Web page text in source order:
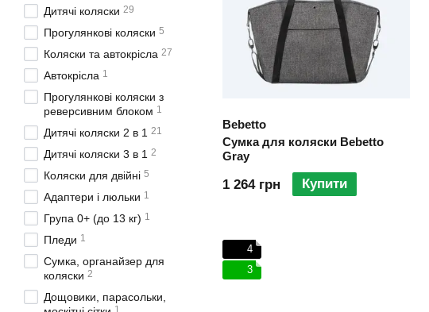
Bebetto
Сумка для коляски Bebetto
Gray
1 264 грн Купити
4
3
Дитячі коляски 29
Прогулянкові коляски 5
Коляски та автокрісла 27
Автокрісла 1
Прогулянкові коляски з
реверсивним блоком 1
Дитячі коляски 2 в 1 21
Дитячі коляски 3 в 1 2
Коляски для двійні 5
Адаптери і люльки 1
Група 0+ (до 13 кг) 1
Пледи 1
Сумка, органайзер для
коляски 2
Дощовики, парасольки,
1